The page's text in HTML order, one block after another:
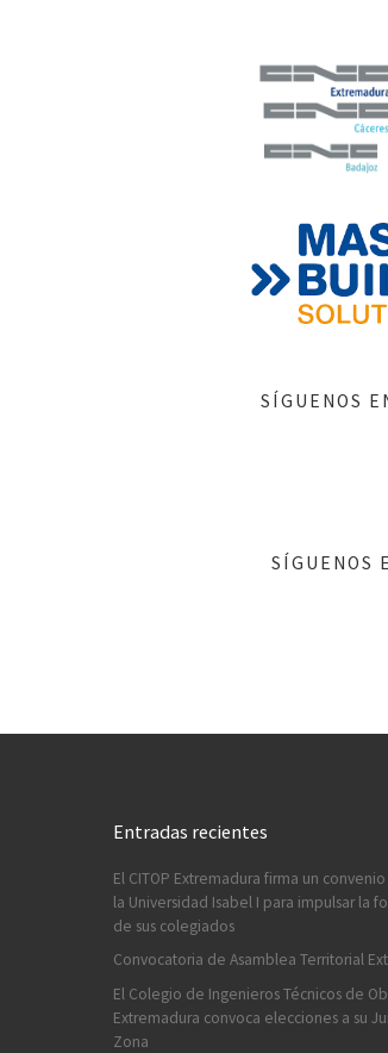
SÍGUENOS
SÍGUENOS
Entradas recientes
El CITOP Extremadura firma un
la Universidad Isabel I para impulsar la
de sus colegiados
Convocatoria de Asamblea Territorial
El Colegio de Ingenieros Técnicos de
Extremadura convoca elecciones a su
Zona